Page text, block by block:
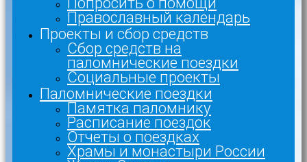
Православный календарь
Проекты и сбор средств
Сбор средств на
паломнические поездки
Социальные проекты
Паломнические поездки
Памятка паломнику
Расписание поездок
Отчеты о поездках
Храмы и монастыри России